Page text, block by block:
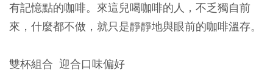
有記憶點的咖啡。來這兒喝咖啡的人，不乏獨自前
來，什麼都不做，就只是靜靜地與眼前的咖啡溫存。
雙杯組合 迎合口味偏好